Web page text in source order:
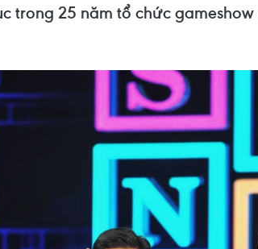
trong 25 năm tổ chức gameshow